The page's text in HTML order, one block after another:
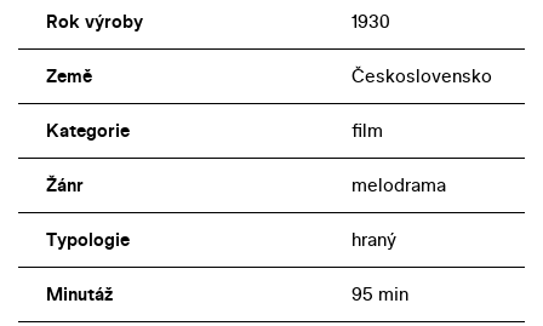
Rok výroby 1930
Země Československo
Kategorie film
Žánr melodrama
Typologie hraný
Minutáž 95 min